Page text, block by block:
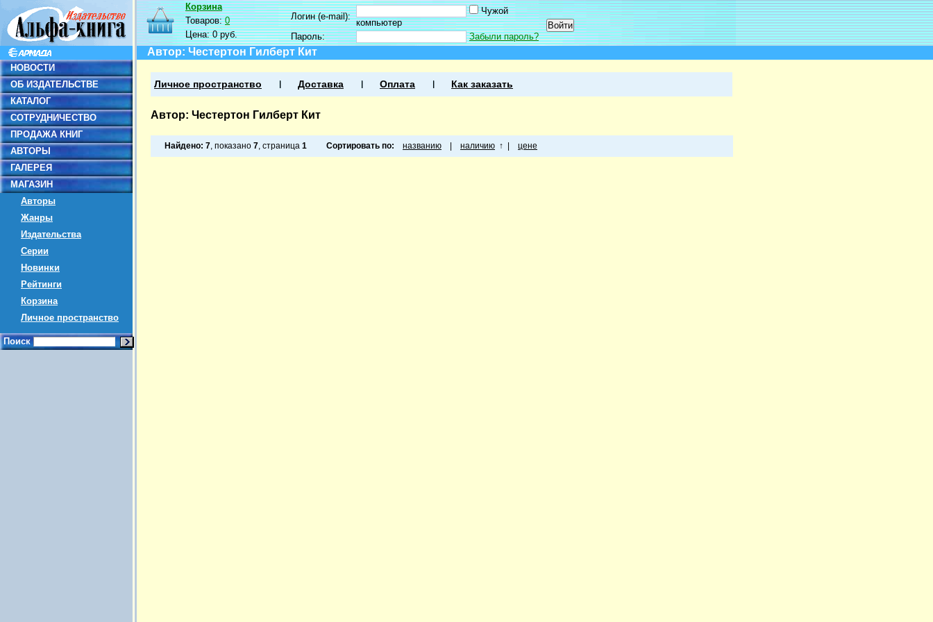
НОВОСТИ
ОБ ИЗДАТЕЛЬСТВЕ
КАТАЛОГ
СОТРУДНИЧЕСТВО
ПРОДАЖА КНИГ
АВТОРЫ
ГАЛЕРЕЯ
МАГАЗИН
Авторы
Жанры
Издательства
Серии
Новинки
Рейтинги
Корзина
Личное пространство
Поиск
Корзина
Товаров:0
Цена:0 руб.
Логин (e-mail):
Чужой
компьютер
Пароль:
Забыли пароль?
Автор: Честертон Гилберт Кит
Личное пространство Доставка Оплата Как заказать
Автор: Честертон Гилберт Кит
Найдено: 7, показано 7, страница 1 Сортировать по: названию наличию ↑ цене